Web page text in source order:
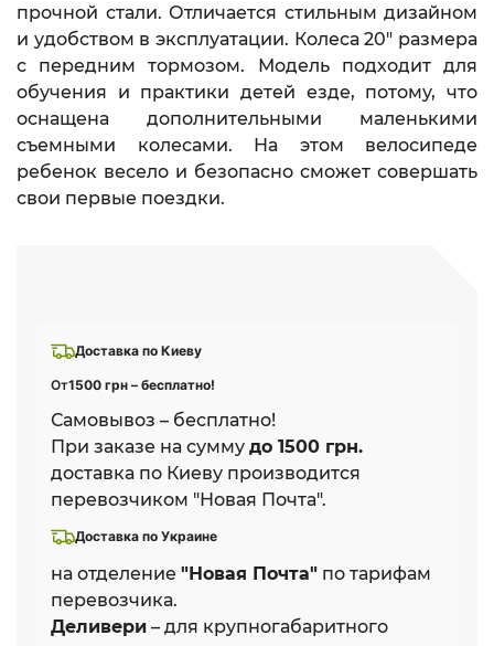
Доставка по Киеву
От1500 грн – бесплатно!
Самовывоз – бесплатно!
При заказе на сумму до 1500 грн.
доставка по Киеву производится
перевозчиком "Новая Почта".
Доставка по Украине
на отделение "Новая Почта" по тарифам
перевозчика.
Деливери – для крупногабаритного
прочной стали. Отличается стильным дизайном
и удобством в эксплуатации. Колеса 20" размера
с передним тормозом. Модель подходит для
обучения и практики детей езде, потому, что
оснащена дополнительными маленькими
съемными колесами. На этом велосипеде
ребенок весело и безопасно сможет совершать
свои первые поездки.